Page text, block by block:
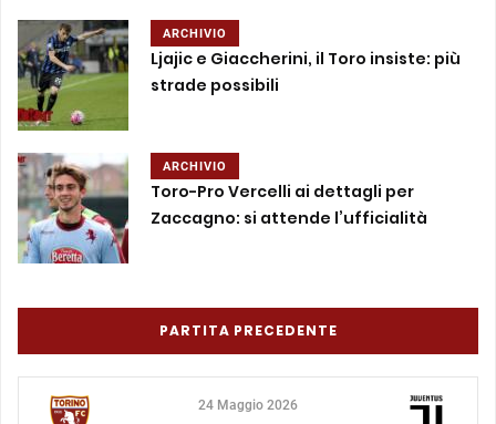
ARCHIVIO
Ljajic e Giaccherini, il Toro insiste: più
strade possibili
ARCHIVIO
Toro-Pro Vercelli ai dettagli per
Zaccagno: si attende l’ufficialità
PARTITA PRECEDENTE
24 Maggio 2026